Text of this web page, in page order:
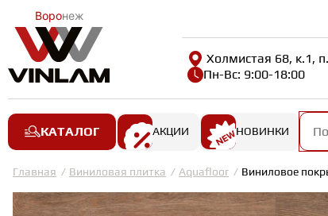
Воронеж
Холмистая 68, к.1,
Пн-Вс: 9:00-18:00
КАТАЛОГ АКЦИИ НОВИНКИ
Главная Виниловая плитка Aquafloor Виниловое